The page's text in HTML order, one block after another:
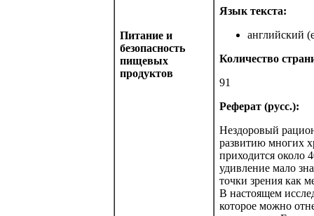
Питание и
безопасность
пищевых
продуктов
Язык текста:
английский
Количество
91
Реферат (русс.):
Нездоровый
развитию многих
приходится около
удивление мало
точки зрения как
В настоящем
которое можно